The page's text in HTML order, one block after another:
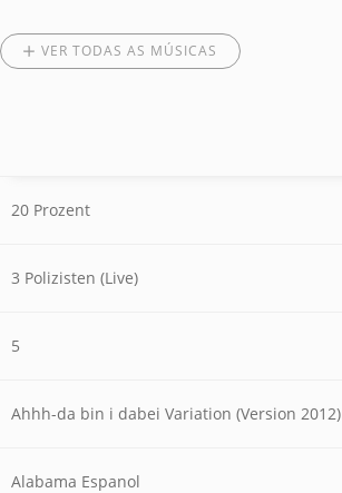
VER TODAS AS MÚSICAS
20 Prozent
3 Polizisten (Live)
5
Ahhh-da bin i dabei Variation (Version 2012)
Alabama Espanol